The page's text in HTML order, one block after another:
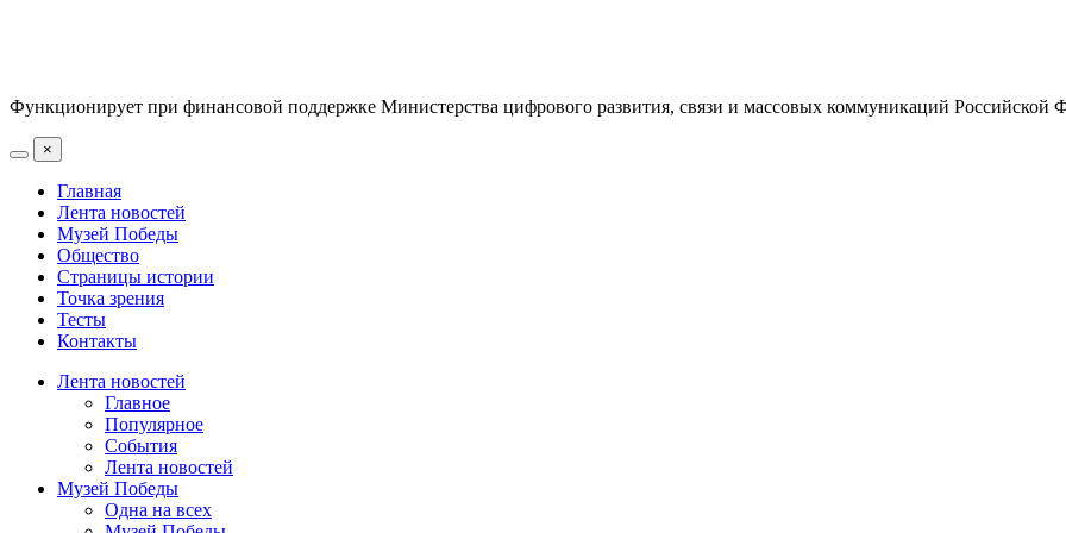
Функционирует при финансовой поддержке Министерства цифрового развития, связи и массовых коммуникаций Российской
×
Главная
Лента новостей
Музей Победы
Общество
Страницы истории
Точка зрения
Тесты
Контакты
Лента новостей
Главное
Популярное
События
Лента новостей
Музей Победы
Одна на всех